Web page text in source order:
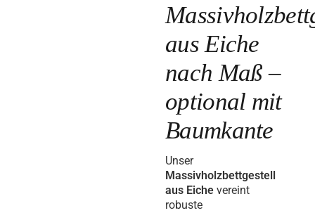
aus Eiche
nach Maß –
optional mit
Baumkante
Unser
Massivholzbettgestell
aus Eiche vereint
robuste